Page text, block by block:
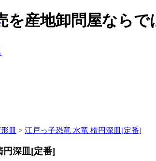
を産地卸問屋なら
皿 > 江戸っ子恐竜 水竜 楕円深皿[定番]
円深皿[定番]